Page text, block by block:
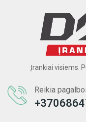
Įrankiai visiems.
Reikia